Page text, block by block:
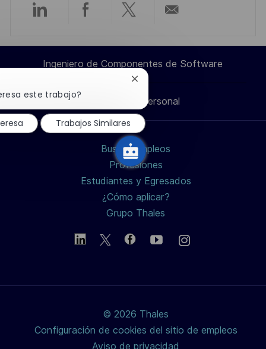
Compartir
a
de
LinkedIn
Compartir
a
de
Facebook
Compartir
a
través
de
twitter
/
X
por
correo
electrónico
Ingeniero de Componentes de Software
Información personal
Buscar empleos
Profesiones
Estudiantes y Egresados
¿Cómo aplicar?
Grupo Thales
© 2026 Thales
Configuración de cookies del sitio de empleos
Aviso de privacidad
este trabajo?
Cerrar
de
chatbot
Trabajos Similares